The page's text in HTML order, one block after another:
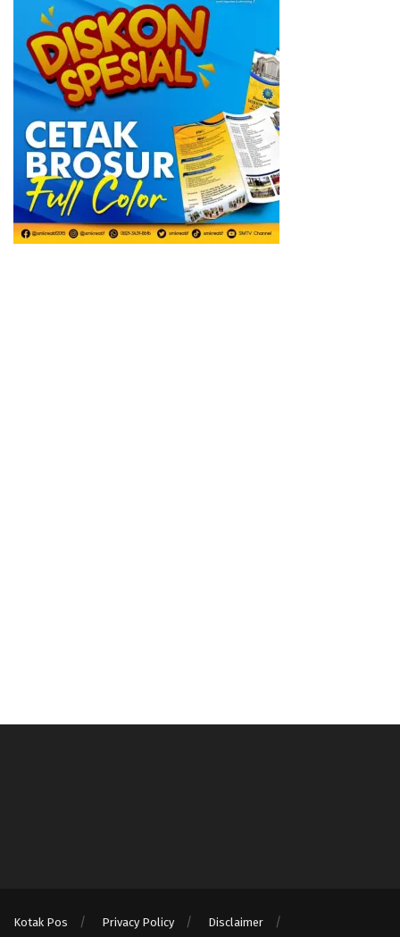
Kotak Pos Privacy Policy
Disclaimer